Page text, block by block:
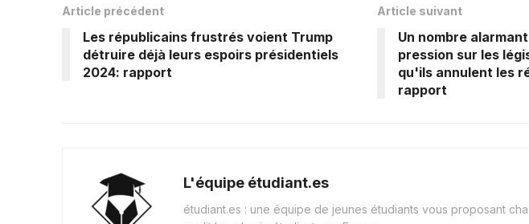
Article précédent
Les républicains frustrés voient Trump
détruire déjà leurs espoirs présidentiels
2024: rapport
Article suivant
Un nombre
pression sur les
qu'ils annulent les
rapport
L'équipe étudiant.es
étudiant.es : une équipe de jeunes étudiants vous proposant